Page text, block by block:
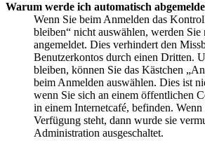
Warum werde ich automatisch
Wenn Sie beim Anmelden das
bleiben“ nicht auswählen, werden
angemeldet. Dies verhindert den
Benutzerkontos durch einen Dritten.
bleiben, können Sie das Kästchen
beim Anmelden auswählen. Dies ist
wenn Sie sich an einem öffentlichen
in einem Internetcafé, befinden.
Verfügung steht, dann wurde sie
Administration ausgeschaltet.